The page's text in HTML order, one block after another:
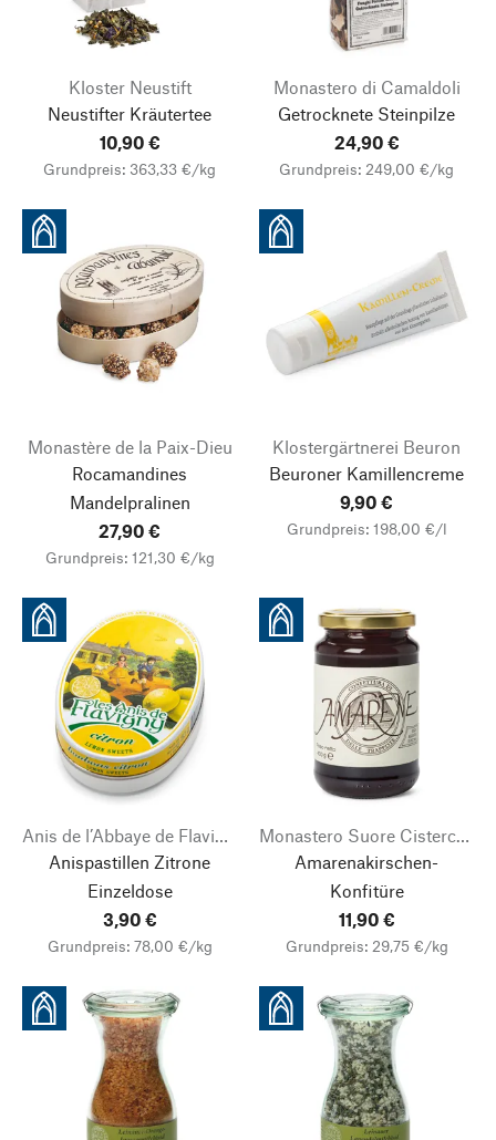
Kloster Neustift
Neustifter Kräutertee
10,90 €
Grundpreis: 363,33 €/kg
Monastero di Camaldoli
Getrocknete Steinpilze
24,90 €
Grundpreis: 249,00 €/kg
Monastère de la Paix-Dieu
Rocamandines
Mandelpralinen
27,90 €
Grundpreis: 121,30 €/kg
Klostergärtnerei Beuron
Beuroner Kamillencreme
9,90 €
Grundpreis: 198,00 €/l
Anis de l’Abbaye de Flavigny
Anispastillen Zitrone
Einzeldose
3,90 €
Grundpreis: 78,00 €/kg
Monastero Suore Cistercensi
Amarenakirschen-
Konfitüre
11,90 €
Grundpreis: 29,75 €/kg